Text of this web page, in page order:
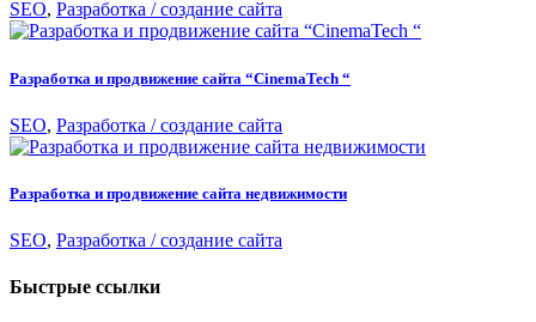
SEO, Разработка / создание сайта
Разработка и продвижение сайта “CinemaTech “
SEO, Разработка / создание сайта
Разработка и продвижение сайта недвижимости
SEO, Разработка / создание сайта
Быстрые ссылки